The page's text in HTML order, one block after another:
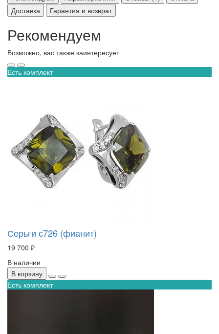
Доставка
Гарантия и возврат
Рекомендуем
Возможно, вас также заинтересует
Есть комплект
Серьги с726 (фианит)
19 700 ₽
В наличии
В корзину
Есть комплект